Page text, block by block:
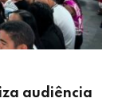
audiência